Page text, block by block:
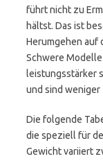
führt nicht zu
hältst. Das ist
Herumgehen auf
Schwere
leistungsstärker
und sind weniger
Die folgende
die speziell für
Gewicht variiert